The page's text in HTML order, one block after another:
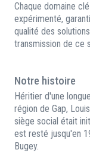
Chaque domaine
expérimenté,
qualité des
transmission de ce
Notre histoire
Héritier d'une
région de Gap,
siège social était
est resté jusqu'en
Bugey.